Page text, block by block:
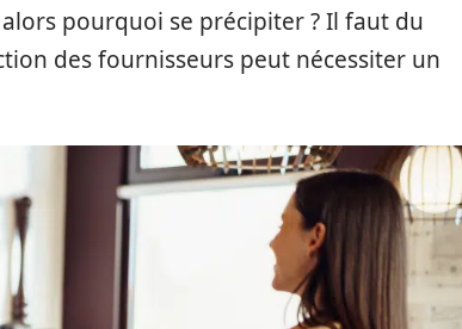
pourquoi se précipiter ? Il faut du
des fournisseurs peut nécessiter un